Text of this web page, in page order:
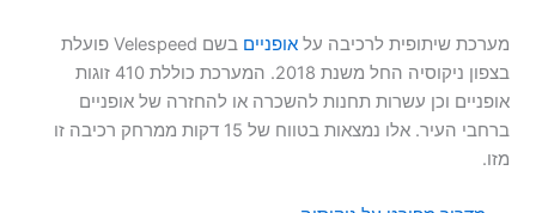
מערכת שיתופית לרכיבה עלאופניים
בשם Velespeed פועלת
בצפון ניקוסיה החל משנת 2018. המערכת כוללת 410 זוגות
אופניים וכן עשרות תחנות להשכרה או להחזרה של אופניים
ברחבי העיר. אלו נמצאות בטווח של 15 דקות ממרחק רכיבה זו
מזו.